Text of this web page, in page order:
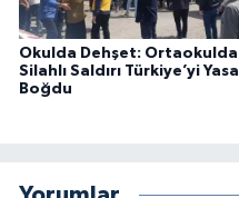
Okulda Dehşet: Ortaokulda
Silahlı Saldırı Türkiye’yi Yasa
Boğdu